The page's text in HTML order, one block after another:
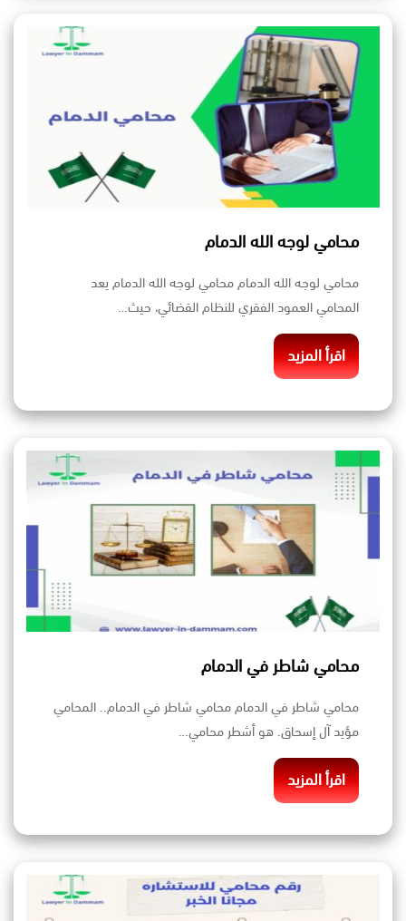
محامي لوجه الله الدمام
محامي لوجه الله الدمام محامي لوجه الله الدمام يعد
المحامي العمود الفقري للنظام القضائي، حيث…
اقرأ المزيد
محامي شاطر في الدمام
محامي شاطر في الدمام محامي شاطر في الدمام.. المحامي
مؤيد آل إسحاق. هو أشطر محامي…
اقرأ المزيد